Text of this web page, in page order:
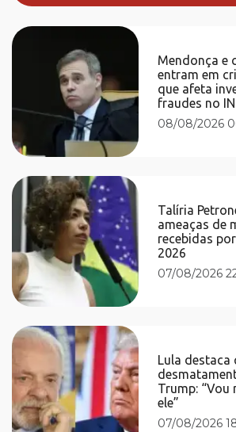
Mendonça e
entram em
que afeta
fraudes no
08/08/2026
Talíria
ameaças de
recebidas
2026
07/08/2026
Lula destaca
Trump:
ele”
07/08/2026